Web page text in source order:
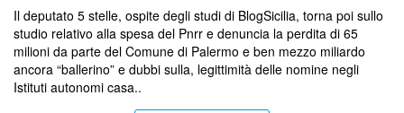
Il deputato 5 stelle, ospite degli studi di BlogSicilia, torna poi sullo
studio relativo alla spesa del Pnrr e denuncia la perdita di 65
milioni da parte del Comune di Palermo e ben mezzo miliardo
ancora “ballerino” e dubbi sulla, legittimità delle nomine negli
Istituti autonomi casa..